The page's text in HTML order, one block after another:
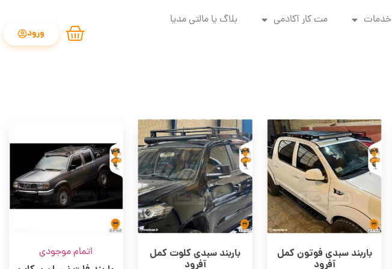
خدمات مت کار آکادمی
بلاگ یا مالتی مدیا
ورود
باربند سبدی فوتون کمل
آفرود
باربند سبدی کلوت کمل
آفرود
اتمام موجودی